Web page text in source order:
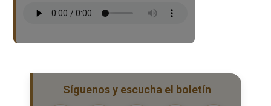
Síguenos y escucha el boletín